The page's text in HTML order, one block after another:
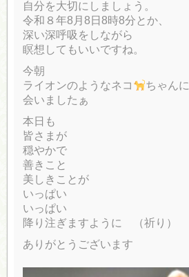
自分を大切にしましょう。
令和８年8月8日8時8分とか、
深い深呼吸をしながら
瞑想してもいいですね。
今朝
ライオンのようなネコ
ちゃんに
会いましたぁ
本日も
皆さまが
穏やかで
善きこと
美しきことが
いっぱい
いっぱい
降り注ぎますように （祈り）
ありがとうございます